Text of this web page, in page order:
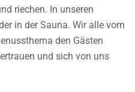
riechen. In unseren
in der Sauna. Wir alle vom
den Gästen
und sich von uns